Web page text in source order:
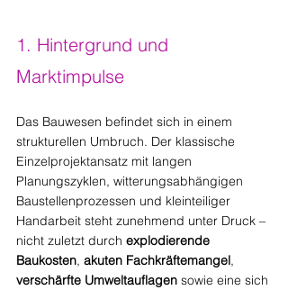
1. Hintergrund und
Marktimpulse
Das Bauwesen befindet sich in einem
strukturellen Umbruch. Der klassische
Einzelprojektansatz mit langen
Planungszyklen, witterungsabhängigen
Baustellenprozessen und kleinteiliger
Handarbeit steht zunehmend unter Druck –
nicht zuletzt durch explodierende
Baukosten, akuten Fachkräftemangel,
verschärfte Umweltauflagen sowie eine sich